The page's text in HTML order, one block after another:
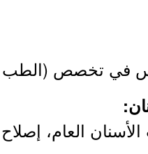
في تخصص (الطب
العام،